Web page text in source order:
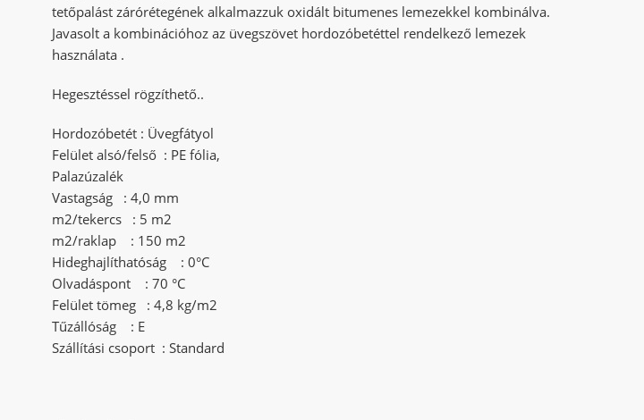
tetőpalást zárórétegének alkalmazzuk oxidált bitumenes lemezekkel kombinálva.
Javasolt a kombinációhoz az üvegszövet hordozóbetéttel rendelkező lemezek
használata .
Hegesztéssel rögzíthető..
Hordozóbetét : Üvegfátyol
Felület alsó/felső : PE fólia,
Palazúzalék
Vastagság : 4,0 mm
m2/tekercs : 5 m2
m2/raklap : 150 m2
Hideghajlíthatóság : 0°C
Olvadáspont : 70 °C
Felület tömeg : 4,8 kg/m2
Tűzállóság : E
Szállítási csoport : Standard